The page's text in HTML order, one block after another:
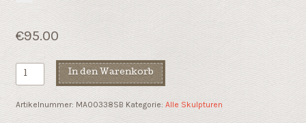
€95.00
Die
Fusion
Menge
In den Warenkorb
Artikelnummer: MA00338SB Kategorie: Alle Skulpturen